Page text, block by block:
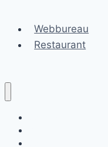
Webbureau
Restaurant